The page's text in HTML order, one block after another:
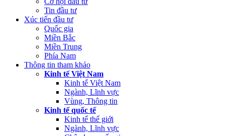
Tin đầu tư
Xúc tiến đầu tư
Quốc gia
Miền Bắc
Miền Trung
Phía Nam
Thông tin tham khảo
Kinh tế Việt Nam
Kinh tế Việt Nam
Ngành, Lĩnh vực
Vùng, Thông tin
Kinh tế quốc tế
Kinh tế thế giới
Ngành, Lĩnh vực